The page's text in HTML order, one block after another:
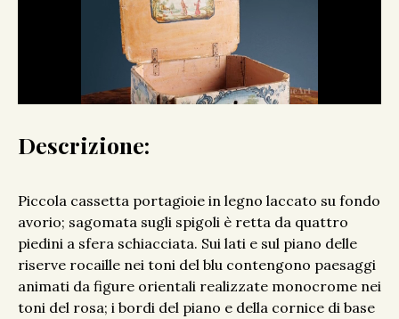
Descrizione:
Piccola cassetta portagioie in legno laccato su fondo
avorio; sagomata sugli spigoli è retta da quattro
piedini a sfera schiacciata. Sui lati e sul piano delle
riserve rocaille nei toni del blu contengono paesaggi
animati da figure orientali realizzate monocrome nei
toni del rosa; i bordi del piano e della cornice di base